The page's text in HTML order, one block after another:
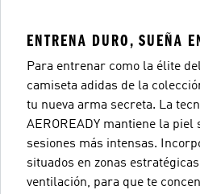
ENTRENA DURO, SUEÑA
Para entrenar como la élite
camiseta adidas de la
tu nueva arma secreta. La
AEROREADY mantiene la piel
sesiones más intensas.
situados en zonas
ventilación, para que te